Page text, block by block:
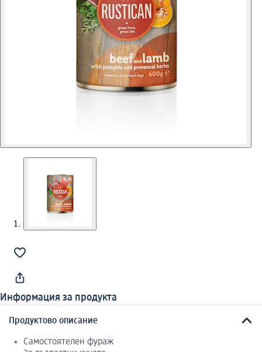
Информация за продукта
Продуктово описание
Самостоятелен фураж